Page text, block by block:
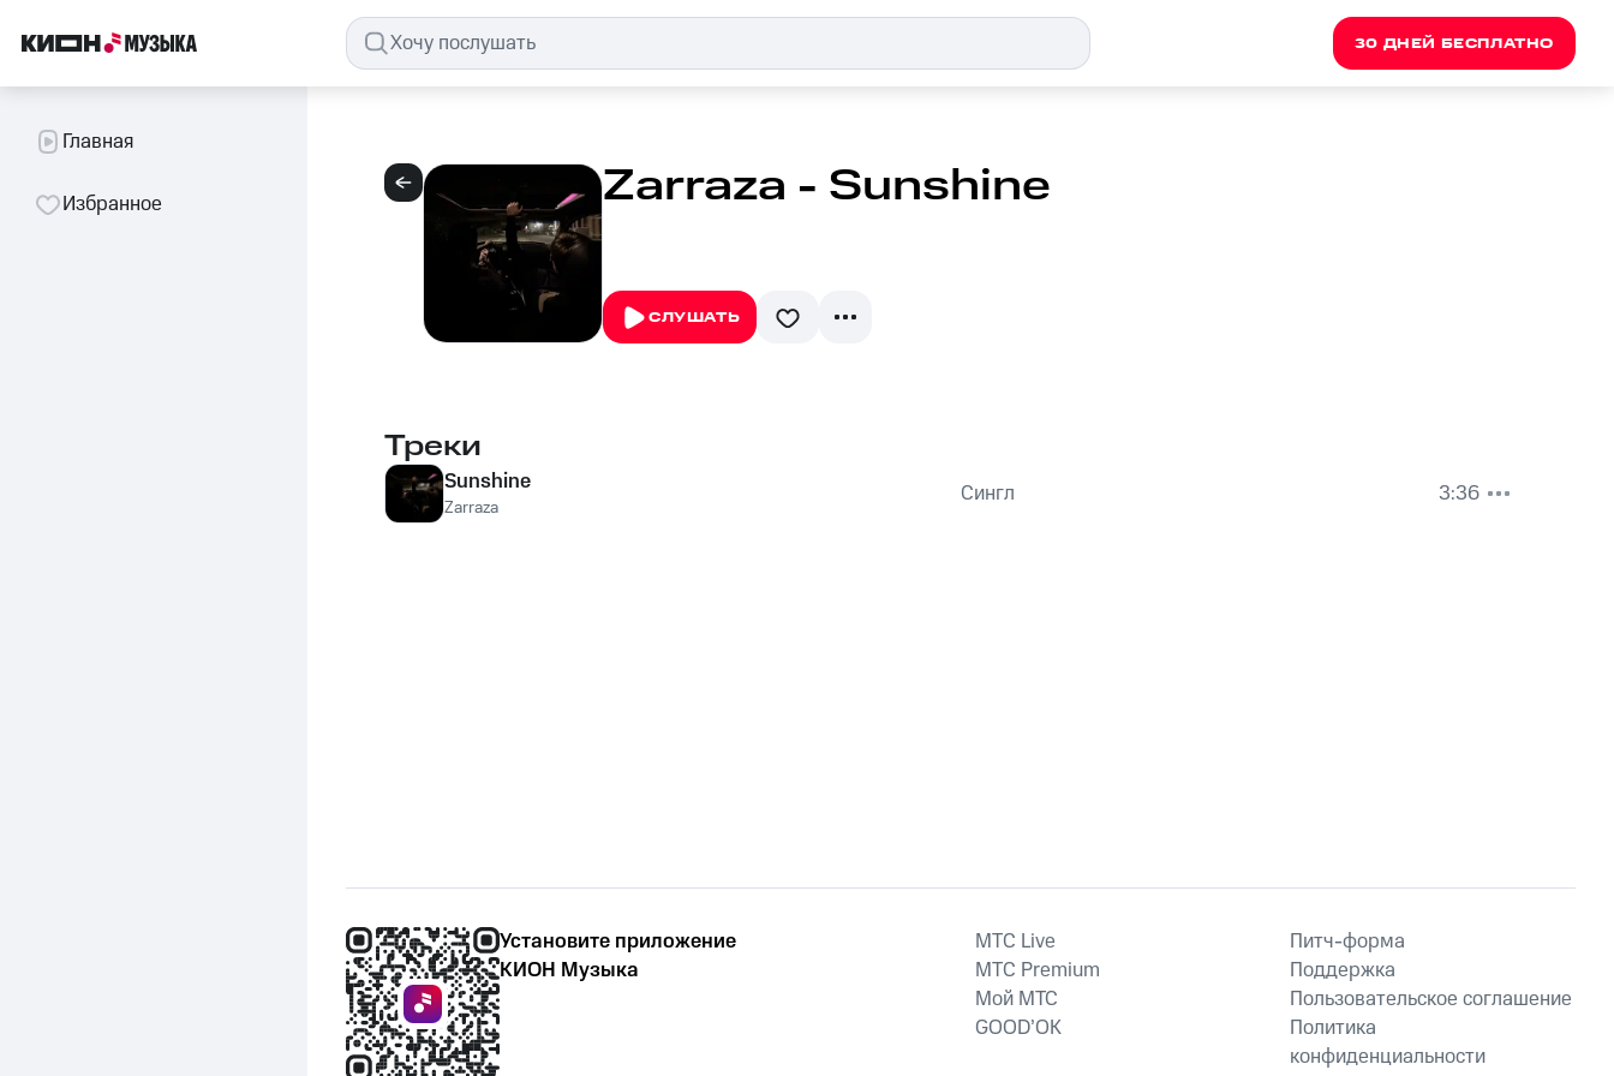
30 ДНЕЙ БЕСПЛАТНО
Главная
Избранное Zarraza - Sunshine
СЛУШАТЬ
Треки
Sunshine
Zarraza Сингл 3:36
Установите приложение
КИОН Музыка
MTС Live
MTС Premium
Мой МТС
GOOD’OK
Питч-форма
Поддержка
Пользовательское соглашение
Политика
конфиденциальности